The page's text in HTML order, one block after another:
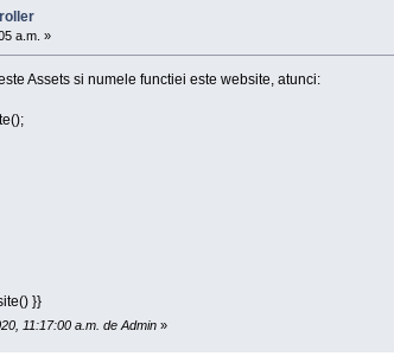
a.m. »
Assets si numele functiei este website, atunci:
}}
11:17:00 a.m. de Admin»